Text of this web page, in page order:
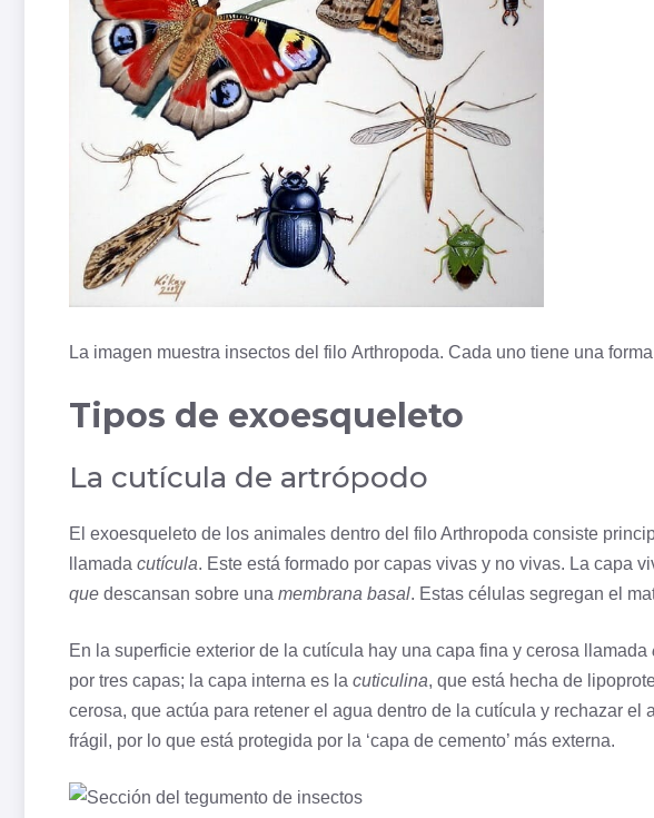
La imagen muestra insectos del filo Arthropoda. Cada uno tiene una
Tipos de exoesqueleto
La cutícula de artrópodo
El exoesqueleto de los animales dentro del filo Arthropoda consiste
llamada cutícula. Este está formado por capas vivas y no vivas. La capa
que descansan sobre una membrana basal. Estas células segregan el
En la superficie exterior de la cutícula hay una capa fina y cerosa llamada
por tres capas; la capa interna es la cuticulina, que está hecha de
cerosa, que actúa para retener el agua dentro de la cutícula y rechazar el
frágil, por lo que está protegida por la ‘capa de cemento’ más externa.